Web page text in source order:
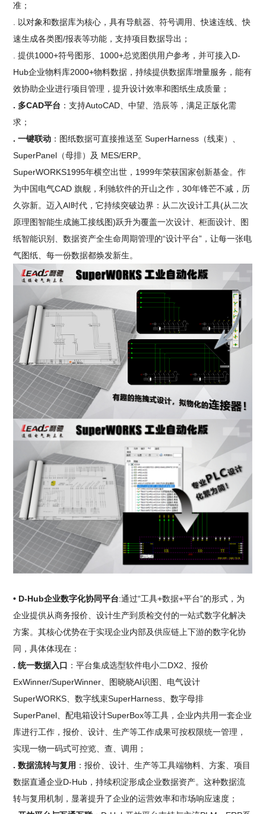
准；
. 以对象和数据库为核心，具有导航器、符号调用、快速连线、快
速生成各类图/报表等功能，支持项目数据导出；
. 提供1000+符号图形、1000+总览图供用户参考，并可接入D-
Hub企业物料库2000+物料数据，持续提供数据库增量服务，能有
效协助企业进行项目管理，提升设计效率和图纸生成质量；
. 多CAD平台 ：支持AutoCAD、中望、浩辰等，满足正版化需
求；
. 一键联动 ：图纸数据可直接推送至 SuperHarness（线束）、
SuperPanel（母排）及 MES/ERP。
SuperWORKS1995年横空出世，1999年荣获国家创新基金。作
为中国电气CAD 旗舰，利驰软件的开山之作，30年锋芒不减，历
久弥新。迈入AI时代，它持续突破边界：从二次设计工具(从二次
原理图智能生成施工接线图)跃升为覆盖一次设计、柜面设计、图
纸智能识别、数据资产全生命周期管理的“设计平台”，让每一张电
气图纸、每一份数据都焕发新生。
• D-Hub企业数字化协同平台:通过“工具+数据+平台”的形式，为
企业提供从商务报价、设计生产到质检交付的一站式数字化解决
方案。其核心优势在于实现企业内部及供应链上下游的数字化协
同，具体体现在：
. 统一数据入口 ：平台集成选型软件电小二DX2、报价
ExWinner/SuperWinner、图晓晓AI识图、电气设计
SuperWORKS、数字线束SuperHarness、数字母排
SuperPanel、配电箱设计SuperBox等工具，企业内共用一套企业
库进行工作，报价、设计、生产等工作成果可按权限统一管理，
实现一物一码式可控览、查、调用；
. 数据流转与复用 ：报价、设计、生产等工具端物料、方案、项目
数据直通企业D-Hub，持续积淀形成企业数据资产。这种数据流
转与复用机制，显著提升了企业的运营效率和市场响应速度；